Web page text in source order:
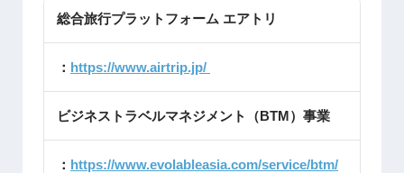
総合旅行プラットフォーム エアトリ
： https://www.airtrip.jp/
ビジネストラベルマネジメント（BTM）事業
： https://www.evolableasia.com/service/btm/